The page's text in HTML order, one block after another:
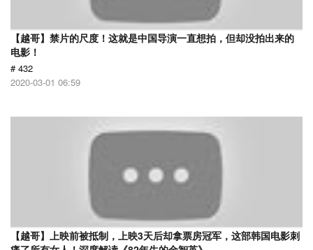
【越哥】禁片的尺度！这就是中国导演一直想拍，但却没拍出来的
电影！
# 432
2020-03-01 06:59
【越哥】上映前被抵制，上映3天后却拿票房冠军，这部韩国电影刺